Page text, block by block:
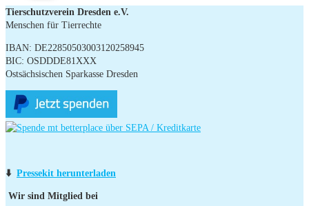
Tierschutzverein Dresden e.V.
Menschen für Tierrechte
IBAN: DE22850503003120258945
BIC: OSDDDE81XXX
Ostsächsischen Sparkasse Dresden
⬇️ Pressekit herunterladen
Wir sind Mitglied bei